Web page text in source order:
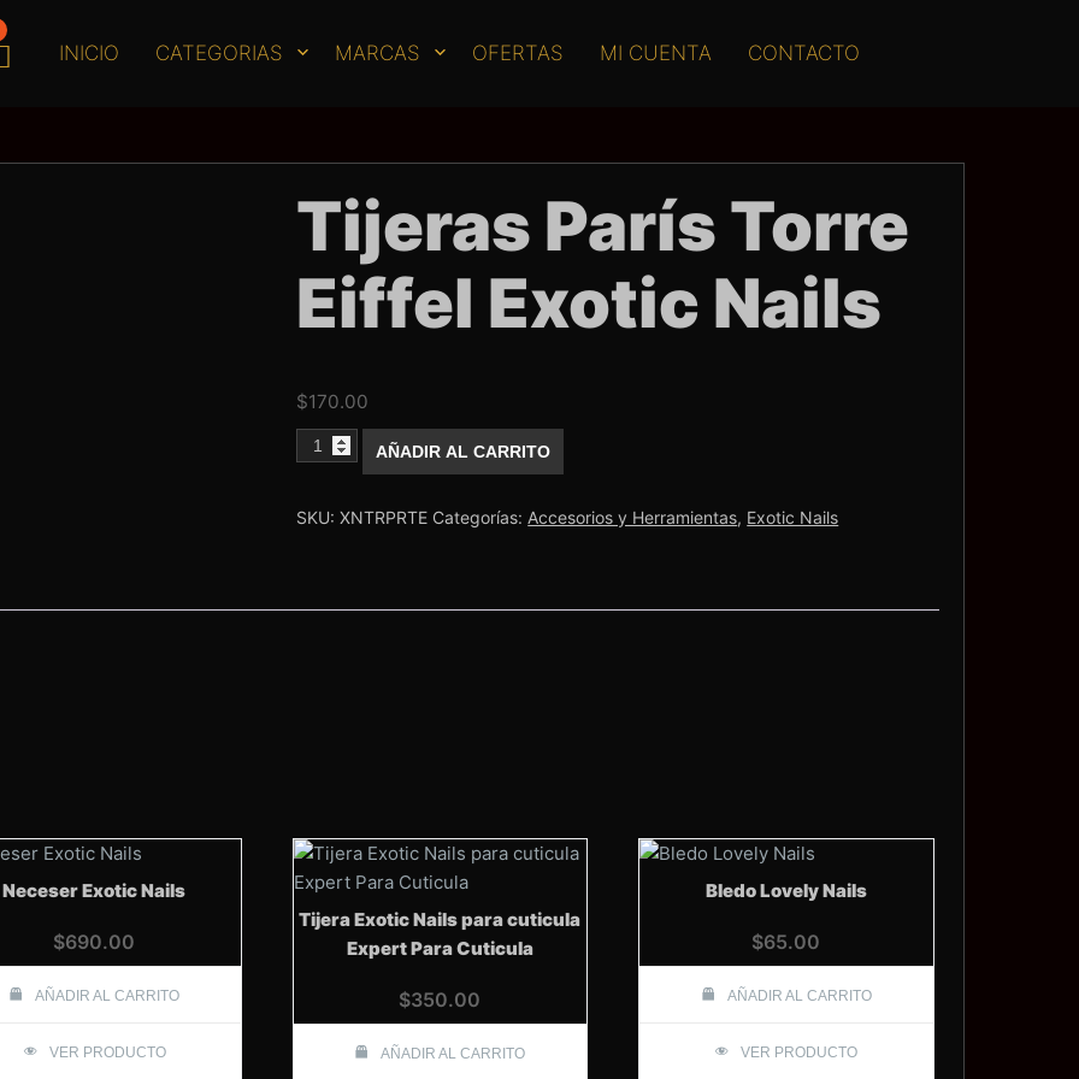
INICIO CATEGORIAS MARCAS OFERTAS MI CUENTA CONTACTO
Tijeras París Torre
Eiffel Exotic Nails
$170.00
Tijeras
París
Exotic
AÑADIR AL CARRITO
SKU:XNTRPRTE Categorías: Accesorios y Herramientas, Exotic Nails
Neceser Exotic Nails
$690.00
AÑADIR AL CARRITO
VER PRODUCTO
Tijera Exotic Nails para cuticula
Expert Para Cuticula
$350.00
AÑADIR AL CARRITO
Bledo Lovely Nails
$65.00
AÑADIR AL CARRITO
VER PRODUCTO